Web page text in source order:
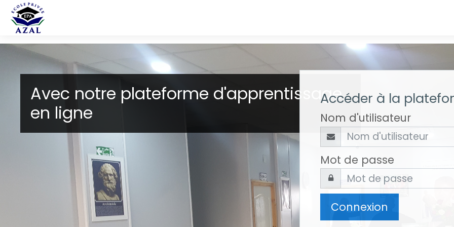
Passer au contenu principal
Vous êtes toujours prés de votre écoleAccéder à la
Nom d'utilisateur
Mot de passe
Connexion